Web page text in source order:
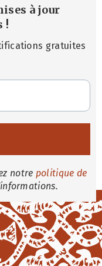
à jour
!
gratuites
notre politique de